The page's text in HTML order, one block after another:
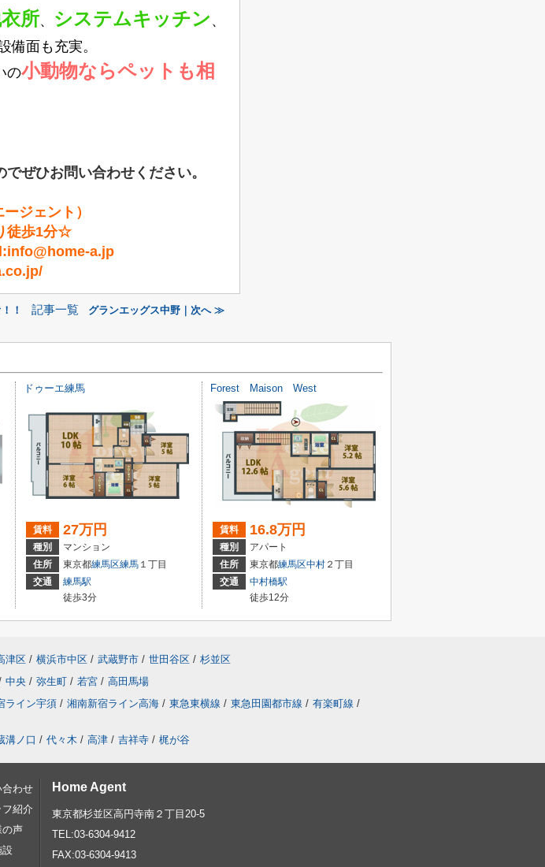
所、 システムキッチン 、
備面も充実。
の小動物ならペットも相
ぜひお問い合わせください。
ジェント）
徒歩1分☆
a.jp
！ 記事一覧 グランエッグス中野｜次へ ≫
ドゥーエ練馬
賃料 27万円
種別
マンション
住所
東京都練馬区練馬 １丁目
交通
練馬駅
徒歩3分
Forest Maison West
賃料 16.8万円
種別
アパート
住所
東京都練馬区中村 ２丁目
交通
中村橋駅
徒歩12分
津区 / 横浜市中区 / 武蔵野市 / 世田谷区 / 杉並区
中央 / 弥生町 / 若宮 / 高田馬場
ライン宇須 / 湘南新宿ライン高海 / 東急東横線 / 東急田園都市線 / 有楽町線 /
溝ノ口 / 代々木 / 高津 / 吉祥寺 / 梶が谷
合わせ
フ紹介
の声
設
Home Agent
東京都杉並区高円寺南２丁目20-5
TEL:03-6304-9412
FAX:03-6304-9413